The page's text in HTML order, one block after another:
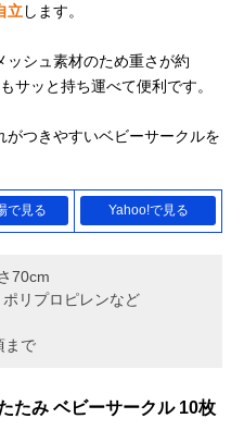
立します。
ッシュ素材のため重さが約
サッと持ち運べて便利です。
つきやすいベビーサークルを
で見る Yahoo!で見る
70cm
ポリプロピレンなど
まで
たみ ベビーサークル 10枚